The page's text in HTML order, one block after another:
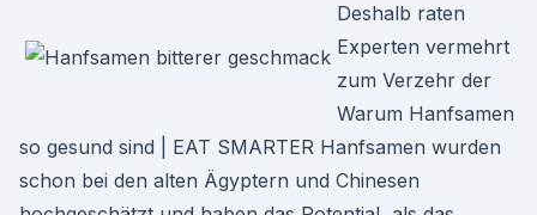
Deshalb raten
Experten vermehrt
zum Verzehr der
Warum Hanfsamen
so gesund sind | EAT SMARTER Hanfsamen wurden
schon bei den alten Ägyptern und Chinesen